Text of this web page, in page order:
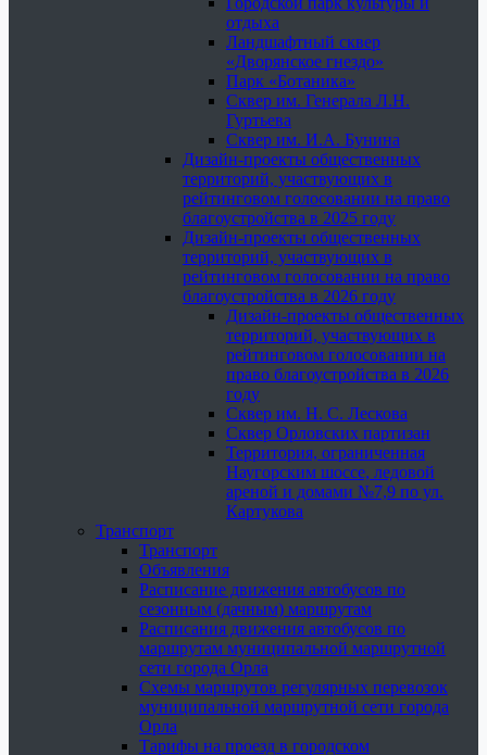
отдыха
Ландшафтный сквер
«Дворянское гнездо»
Парк «Ботаника»
Сквер им. Генерала Л.Н.
Гуртьева
Сквер им. И.А. Бунина
Дизайн-проекты общественных
территорий, участвующих в
рейтинговом голосовании на право
благоустройства в 2025 году
Дизайн-проекты общественных
территорий, участвующих в
рейтинговом голосовании на право
благоустройства в 2026 году
Дизайн-проекты общественных
территорий, участвующих в
рейтинговом голосовании на
право благоустройства в 2026
году
Сквер им. Н. С. Лескова
Сквер Орловских партизан
Территория, ограниченная
Наугорским шоссе, ледовой
ареной и домами №7,9 по ул.
Картукова
Транспорт
Транспорт
Объявления
Расписание движения автобусов по
сезонным (дачным) маршрутам
Расписания движения автобусов по
маршрутам муниципальной маршрутной
сети города Орла
Схемы маршрутов регулярных перевозок
муниципальной маршрутной сети города
Орла
Тарифы на проезд в городском